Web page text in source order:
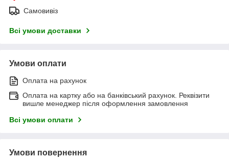
Самовивіз
Всі умови доставки
Умови оплати
Оплата на рахунок
Оплата на картку або на банківський рахунок. Реквізити
вишле менеджер після оформлення замовлення
Всі умови оплати
Умови повернення